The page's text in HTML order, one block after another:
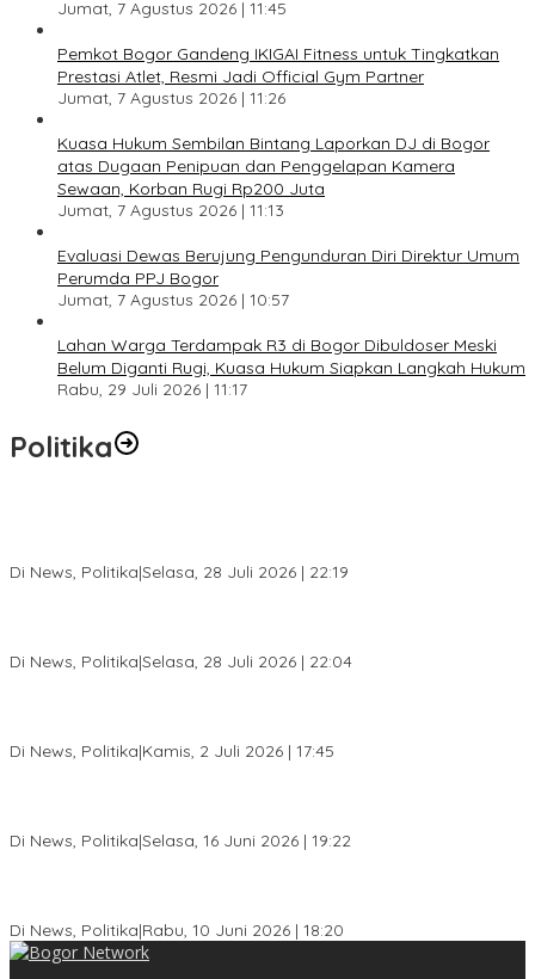
Jumat, 7 Agustus 2026 | 11:45
Pemkot Bogor Gandeng IKIGAI Fitness untuk Tingkatkan
Prestasi Atlet, Resmi Jadi Official Gym Partner
Jumat, 7 Agustus 2026 | 11:26
Kuasa Hukum Sembilan Bintang Laporkan DJ di Bogor
atas Dugaan Penipuan dan Penggelapan Kamera
Sewaan, Korban Rugi Rp200 Juta
Jumat, 7 Agustus 2026 | 11:13
Evaluasi Dewas Berujung Pengunduran Diri Direktur Umum
Perumda PPJ Bogor
Jumat, 7 Agustus 2026 | 10:57
Lahan Warga Terdampak R3 di Bogor Dibuldoser Meski
Belum Diganti Rugi, Kuasa Hukum Siapkan Langkah Hukum
Rabu, 29 Juli 2026 | 11:17
Politika
Di News, Politika|Selasa, 28 Juli 2026 | 22:19
Di News, Politika|Selasa, 28 Juli 2026 | 22:04
Di News, Politika|Kamis, 2 Juli 2026 | 17:45
Di News, Politika|Selasa, 16 Juni 2026 | 19:22
Di News, Politika|Rabu, 10 Juni 2026 | 18:20